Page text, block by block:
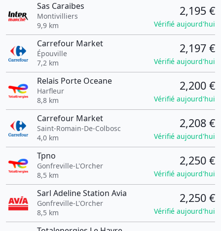
Sas Caraibes
Montivilliers
9,9 km
2,195 €
Vérifié aujourd'hui
Carrefour Market
Épouville
7,2 km
2,197 €
Vérifié aujourd'hui
Relais Porte Oceane
Harfleur
8,8 km
2,200 €
Vérifié aujourd'hui
Carrefour Market
Saint-Romain-De-Colbosc
4,0 km
2,208 €
Vérifié aujourd'hui
Tpno
Gonfreville-L'Orcher
8,5 km
2,250 €
Vérifié aujourd'hui
Sarl Adeline Station Avia
Gonfreville-L'Orcher
8,5 km
2,250 €
Vérifié aujourd'hui